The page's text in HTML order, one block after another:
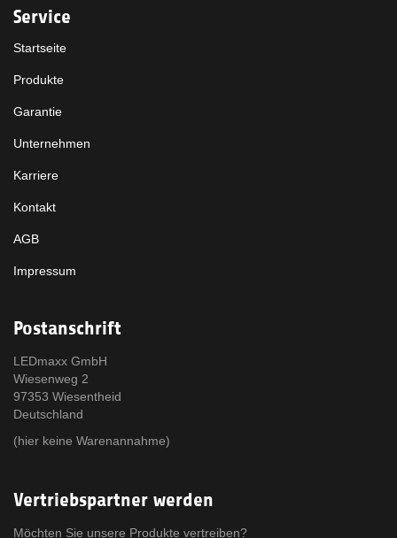
Service
Startseite
Produkte
Garantie
Unternehmen
Karriere
Kontakt
AGB
Impressum
Postanschrift
LEDmaxx GmbH
Wiesenweg 2
97353 Wiesentheid
Deutschland
(hier keine Warenannahme)
Vertriebspartner werden
Möchten Sie unsere Produkte vertreiben?